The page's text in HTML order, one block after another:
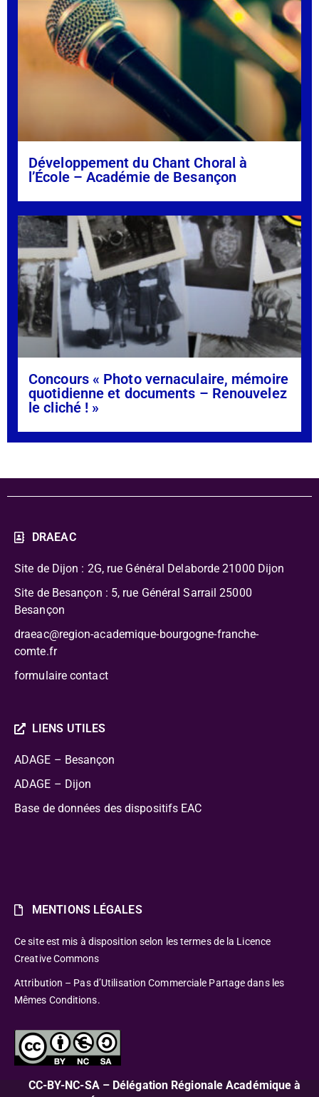
Développement du Chant Choral à
l’École – Académie de Besançon
Concours « Photo vernaculaire, mémoire
quotidienne et documents – Renouvelez
le cliché ! »
DRAEAC
Site de Dijon : 2G, rue Général Delaborde 21000 Dijon
Site de Besançon : 5, rue Général Sarrail 25000
Besançon
draeac@region-academique-bourgogne-franche-
comte.fr
formulaire contact
LIENS UTILES
ADAGE – Besançon
ADAGE – Dijon
Base de données des dispositifs EAC
MENTIONS LÉGALES
Ce site est mis à disposition selon les termes de la Licence
Creative Commons
Attribution – Pas d’Utilisation Commerciale Partage dans les
Mêmes Conditions.
CC-BY-NC-SA – Délégation Régionale Académique à